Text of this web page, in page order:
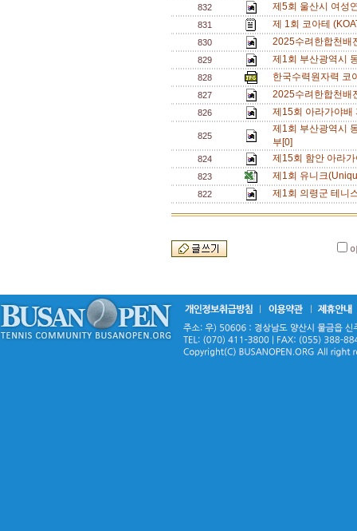
832 제5회 울산시 여성
831 제 1회 코아테
830 2025수려한합천배
829 제1회 부산광역시
828 한국수력원자력 코
827 2025수려한합천배
826 제15회 아라가야
825
제1회 부산광역시
부[0]
824 제15회 함안 아라
823 제1회 유니크
822 제1회 의령군 테니